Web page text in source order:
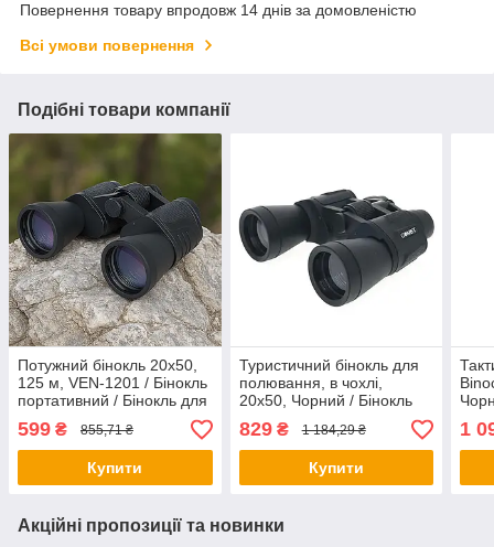
Повернення товару впродовж 14 днів за домовленістю
Всі умови повернення
Подібні товари компанії
Потужний бінокль 20x50,
125 м, VEN-1201 / Бінокль
портативний / Бінокль для
Туристичний бінокль
599 ₴ 855,71 ₴
Купити
Туристичний бінокль для
полювання, в чохлі,
20x50, Чорний / Бінокль
спостереження /
Потужний бінокль
829₴ 1 184,29 ₴
Купити
1
Акційні пропозиції та новинки